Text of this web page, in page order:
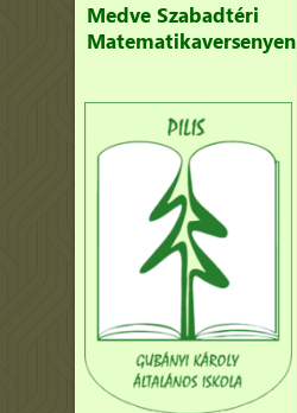
Medve Szabadtéri
Matematikaversenyen